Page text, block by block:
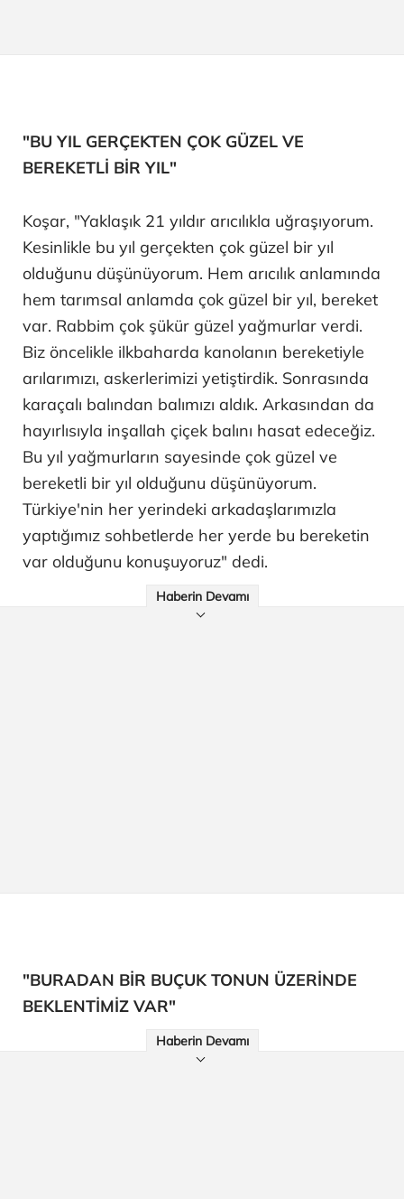
"BU YIL GERÇEKTEN ÇOK GÜZEL VE
BEREKETLİ BİR YIL"
Koşar, "Yaklaşık 21 yıldır arıcılıkla uğraşıyorum.
Kesinlikle bu yıl gerçekten çok güzel bir yıl
olduğunu düşünüyorum. Hem arıcılık anlamında
hem tarımsal anlamda çok güzel bir yıl, bereket
var. Rabbim çok şükür güzel yağmurlar verdi.
Biz öncelikle ilkbaharda kanolanın bereketiyle
arılarımızı, askerlerimizi yetiştirdik. Sonrasında
karaçalı balından balımızı aldık. Arkasından da
hayırlısıyla inşallah çiçek balını hasat edeceğiz.
Bu yıl yağmurların sayesinde çok güzel ve
bereketli bir yıl olduğunu düşünüyorum.
Türkiye'nin her yerindeki arkadaşlarımızla
yaptığımız sohbetlerde her yerde bu bereketin
var olduğunu konuşuyoruz" dedi.
Haberin Devamı
"BURADAN BİR BUÇUK TONUN ÜZERİNDE
BEKLENTİMİZ VAR"
Haberin Devamı